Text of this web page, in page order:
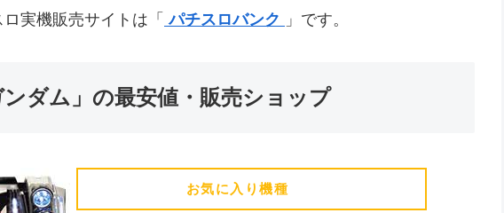
実機販売サイトは「 パチスロバンク 」です。
ダム」の最安値・販売ショップ
お気に入り機種